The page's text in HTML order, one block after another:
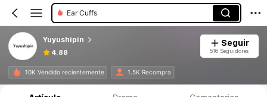
Ear Cuffs
Yuyushipin
4.88
Seguir
516 Seguidores
10K Vendido recientemente 1.5K Recompra